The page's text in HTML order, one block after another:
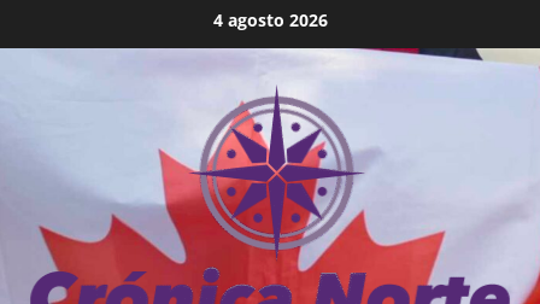
al
4 agosto 2026